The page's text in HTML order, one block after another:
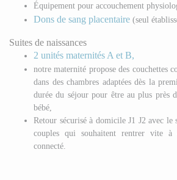
Équipement pour accouchement
Dons de sang placentaire (seul
Suites de naissances
2 unités maternités A et B,
notre maternité propose des couchettes
dans des chambres adaptées dès la
durée du séjour pour être au plus près
bébé,
Retour sécurisé à domicile J1 J2 avec le
couples qui souhaitent rentrer vite
connecté.